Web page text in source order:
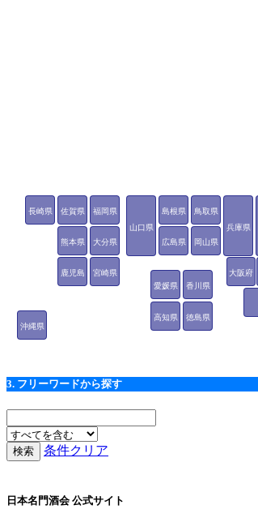
大阪府
兵庫県
鳥取県
島根県
岡山県
広島県
山口県
徳島県
香川県
愛媛県
高知県
福岡県
佐賀県
長崎県
熊本県 大分県
宮崎県
鹿児島
沖縄県
3. フリーワードから探す
条件クリア
日本名門酒会 公式サイト